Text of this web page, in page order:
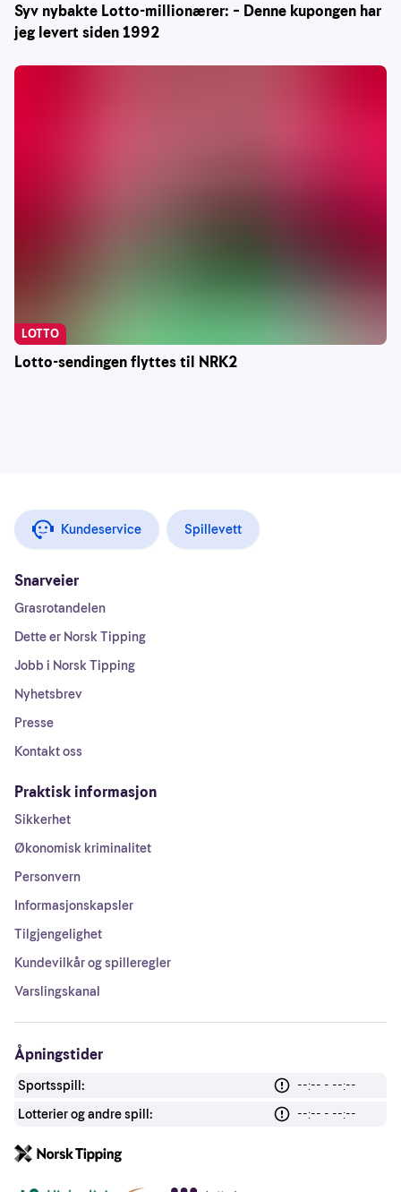
Syv nybakte Lotto-millionærer: – Denne kupongen har
jeg levert siden 1992
Lotto-sendingen flyttes til NRK2
LOTTO
Kundeservice Spillevett
Snarveier
Grasrotandelen
Dette er Norsk Tipping
Jobb i Norsk Tipping
Nyhetsbrev
Presse
Kontakt oss
Praktisk informasjon
Sikkerhet
Økonomisk kriminalitet
Personvern
Informasjonskapsler
Tilgjengelighet
Kundevilkår og spilleregler
Varslingskanal
Åpningstider
Sportsspill:
--:-- - --:--
Lotterier og andre spill:
--:-- - --:--